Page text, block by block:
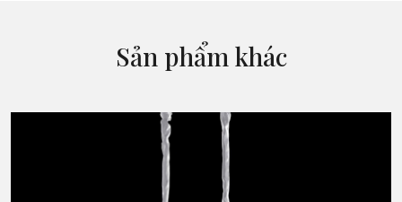
Sản phẩm khác